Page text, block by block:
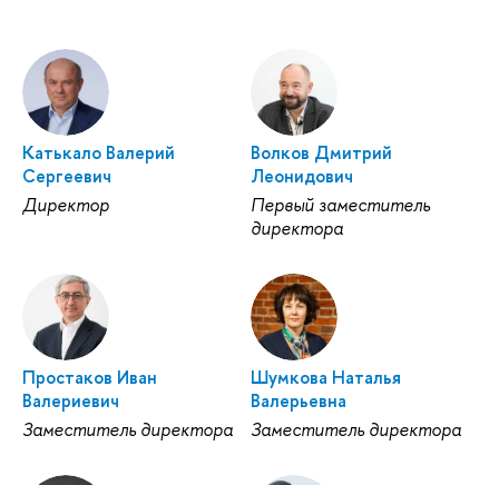
Катькало Валерий
Сергеевич
Директор
Волков Дмитрий
Леонидович
Первый заместитель
директора
Простаков Иван
Валериевич
Заместитель директора
Шумкова Наталья
Валерьевна
Заместитель директора